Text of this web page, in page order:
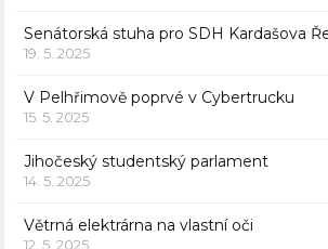
Senátorská stuha pro SDH Kardašova
19. 5. 2025
V Pelhřimově poprvé v Cybertrucku
15. 5. 2025
Jihočeský studentský parlament
14. 5. 2025
Větrná elektrárna na vlastní oči
12. 5. 2025